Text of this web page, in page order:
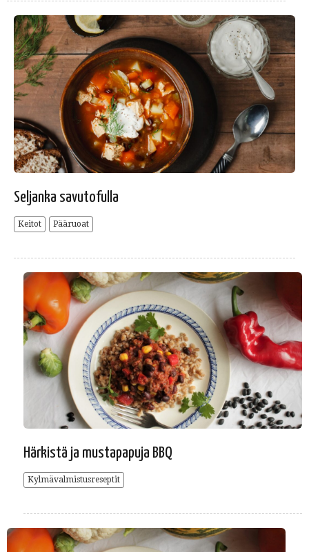
Seljanka savutofulla
Keitot Pääruoat
Härkistä ja mustapapuja BBQ
Kylmävalmistusreseptit